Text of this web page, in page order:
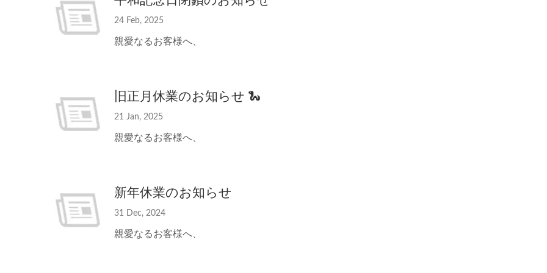
24 Feb, 2025
親愛なるお客様へ、
旧正月休業のお知らせ 🐍
21 Jan, 2025
親愛なるお客様へ、
新年休業のお知らせ
31 Dec, 2024
親愛なるお客様へ、